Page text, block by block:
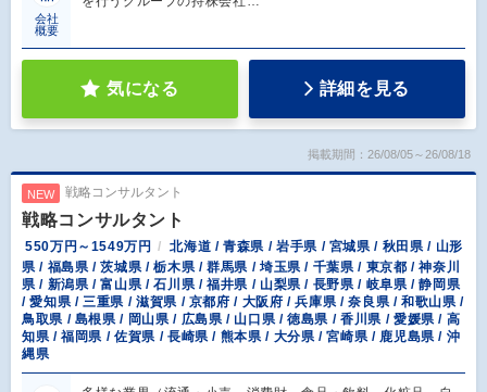
会社
概要
気になる 詳細を見る
掲載期間：26/08/05～26/08/18
NEW 戦略コンサルタント
戦略コンサルタント
550万円～1549万円
北海道 / 青森県 / 岩手県 / 宮城県 / 秋田県 / 山形
県 / 福島県 / 茨城県 / 栃木県 / 群馬県 / 埼玉県 / 千葉県 / 東京都 / 神奈川
県 / 新潟県 / 富山県 / 石川県 / 福井県 / 山梨県 / 長野県 / 岐阜県 / 静岡県
/ 愛知県 / 三重県 / 滋賀県 / 京都府 / 大阪府 / 兵庫県 / 奈良県 / 和歌山県 /
鳥取県 / 島根県 / 岡山県 / 広島県 / 山口県 / 徳島県 / 香川県 / 愛媛県 / 高
知県 / 福岡県 / 佐賀県 / 長崎県 / 熊本県 / 大分県 / 宮崎県 / 鹿児島県 / 沖
縄県